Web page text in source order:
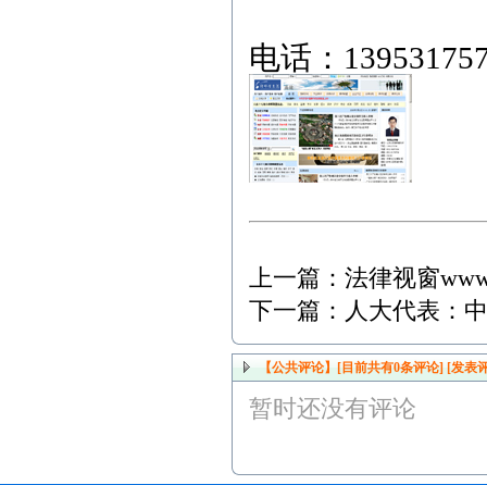
电话：
上一篇： 法律视窗
下一篇： 人大代表：
【公共评论】[目前共有0条评论] [发表
暂时还没有评论